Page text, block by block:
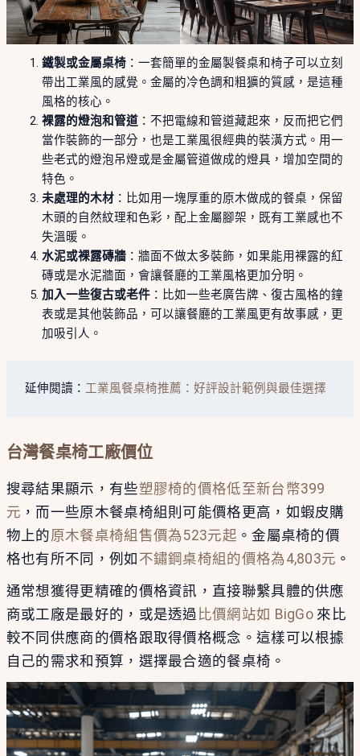
鐵製或金屬桌椅：一套簡單的金屬製餐桌和椅子可以立刻
帶出工業風的感覺。金屬的冷色調和粗獷的質感，是這種
風格的核心。
裸露的燈泡和管道：不把電線和管道藏起來，反而把它們
當作裝飾的一部分，也是工業風很經典的裝潢方式。用一
些老式的燈泡吊燈或是金屬管道做成的燈具，增加空間的
特色。
未處理的木材：比如用一塊厚重的原木做成的餐桌，保留
木頭的自然紋理和色彩，配上金屬腳架，既有工業感也不
失溫暖。
水泥或裸露磚牆：牆面不做太多裝飾，如果能用裸露的紅
磚或是水泥牆面，會讓餐廳的工業風格更加分明。
加入一些復古或老件：比如一些老廣告牌、復古風格的鐘
表或是其他裝飾品，可以讓餐廳的工業風更有故事感，更
加吸引人。
延伸閲讀： 工業風餐桌椅推薦：好評設計範例與最佳選擇
台灣餐桌椅工廠價位
搜尋結果顯示，有些塑膠椅的價格低至新台幣399
元 ，而一些原木餐桌椅組則可能價格更高，如蝦皮購
物上的原木餐桌椅組售價為523元起 。金屬桌椅的價
格也有所不同，例如 不鏽鋼桌椅組的價格為4,803元 。
通常想獲得更精確的價格資訊，直接聯繫具體的供應
商或工廠是最好的，或是透過 比價網站如 BigGo 來比
較不同供應商的價格跟取得價格概念。這樣可以根據
自己的需求和預算，選擇最合適的餐桌椅。